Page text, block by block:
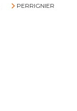
PERRIGNIER